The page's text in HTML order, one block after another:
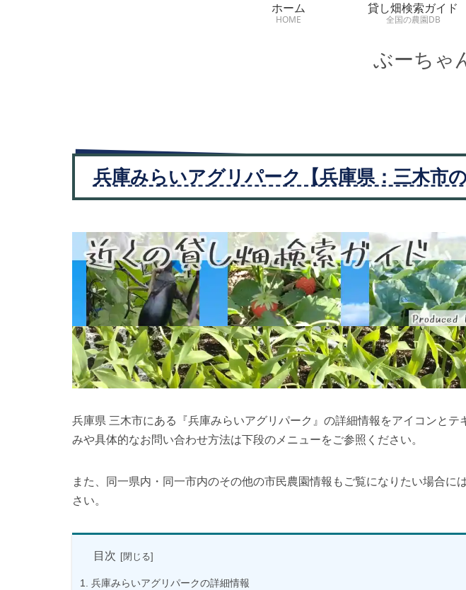
ぶーちゃ
ホーム
HOME
貸し畑検索ガイド
全国の農園DB
兵庫みらいアグリパーク【兵庫県：三木市の
兵庫県 三木市にある『兵庫みらいアグリパーク』の詳細情報をアイコンとテ
みや具体的なお問い合わせ方法は下段のメニューをご参照ください。
また、同一県内・同一市内のその他の市民農園情報もご覧になりたい場合に
さい。
目次
兵庫みらいアグリパークの詳細情報